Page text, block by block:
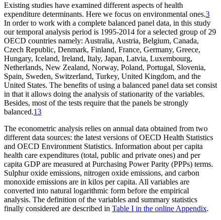
Existing studies have examined different aspects of health
expenditure determinants. Here we focus on environmental ones.3
In order to work with a complete balanced panel data, in this study
our temporal analysis period is 1995-2014 for a selected group of 29
OECD countries namely: Australia, Austria, Belgium, Canada,
Czech Republic, Denmark, Finland, France, Germany, Greece,
Hungary, Iceland, Ireland, Italy, Japan, Latvia, Luxembourg,
Netherlands, New Zealand, Norway, Poland, Portugal, Slovenia,
Spain, Sweden, Switzerland, Turkey, United Kingdom, and the
United States. The benefits of using a balanced panel data set consist
in that it allows doing the analysis of stationarity of the variables.
Besides, most of the tests require that the panels be strongly
balanced.13
The econometric analysis relies on annual data obtained from two
different data sources: the latest versions of OECD Health Statistics
and OECD Environment Statistics. Information about per capita
health care expenditures (total, public and private ones) and per
capita GDP are measured at Purchasing Power Parity (PPPs) terms.
Sulphur oxide emissions, nitrogen oxide emissions, and carbon
monoxide emissions are in kilos per capita. All variables are
converted into natural logarithmic form before the empirical
analysis. The definition of the variables and summary statistics
finally considered are described in Table I in the online Appendix.